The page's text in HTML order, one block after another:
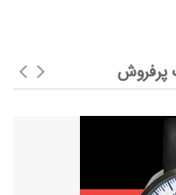
پرفروش